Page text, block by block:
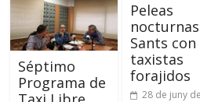
Séptimo
Programa de
Peleas
Sants con
taxistas
forajidos
28 de juny de